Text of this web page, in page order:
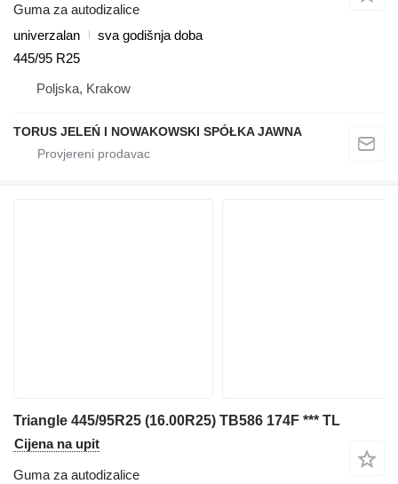
Guma za autodizalice
univerzalan
sva godišnja doba
445/95 R25
Poljska, Krakow
TORUS JELEŃ I NOWAKOWSKI SPÓŁKA JAWNA
Triangle 445/95R25 (16.00R25) TB586 174F *** TL
Cijena na upit
Guma za autodizalice